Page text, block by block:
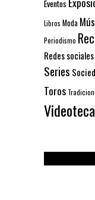
Eventos
Libros Moda
Periodismo
Redes sociales
Series
Toros
Videoteca